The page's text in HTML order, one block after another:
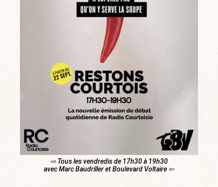
⇨ Tous les vendredis de 17h30 à 19h30
avec Marc Baudriller et Boulevard Voltaire ⇦